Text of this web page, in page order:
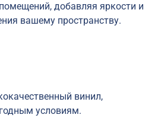
добавляя яркости и
вашему пространству.
винил,
условиям.